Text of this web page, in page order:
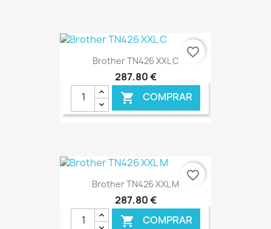
€ ONLINE
Brother TN426 XXL C
287,80 €
 COMPRAR
€ ONLINE
favorite_border
Brother TN426 XXL M
287,80 €
 COMPRAR
favorite_border